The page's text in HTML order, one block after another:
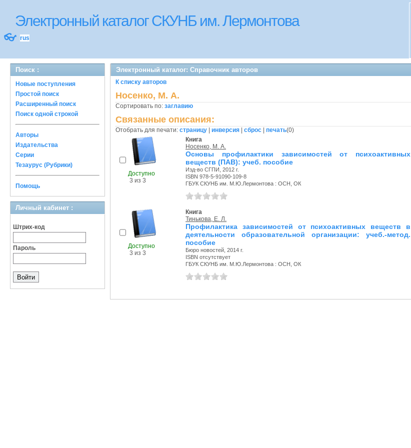
Электронный каталог СКУНБ им. Лермонтова
👓 rus
Поиск :
Новые поступления
Простой поиск
Расширенный поиск
Поиск одной строкой
Авторы
Издательства
Серии
Тезаурус (Рубрики)
Помощь
Личный кабинет :
Штрих-код
Пароль
Электронный каталог: Справочник авторов
К списку авторов
Носенко, М. А.
Сортировать по: заглавию
Связанные описания:
Отобрать для печати: страницу инверсия сброс печать(0)
Доступно
3 из 3
Книга
Носенко, М. А.
Основы профилактики зависимостей от психоактивных
веществ (ПАВ): учеб. пособие
Изд-во СГПИ, 2012 г.
ISBN 978-5-91090-109-8
ГБУК СКУНБ им. М.Ю.Лермонтова : ОСН, ОК
Доступно
3 из 3
Книга
Тинькова, Е. Л.
Профилактика зависимостей от психоактивных веществ в
деятельности образовательной организации: учеб.-метод.
пособие
Бюро новостей, 2014 г.
ISBN отсутствует
ГБУК СКУНБ им. М.Ю.Лермонтова : ОСН, ОК